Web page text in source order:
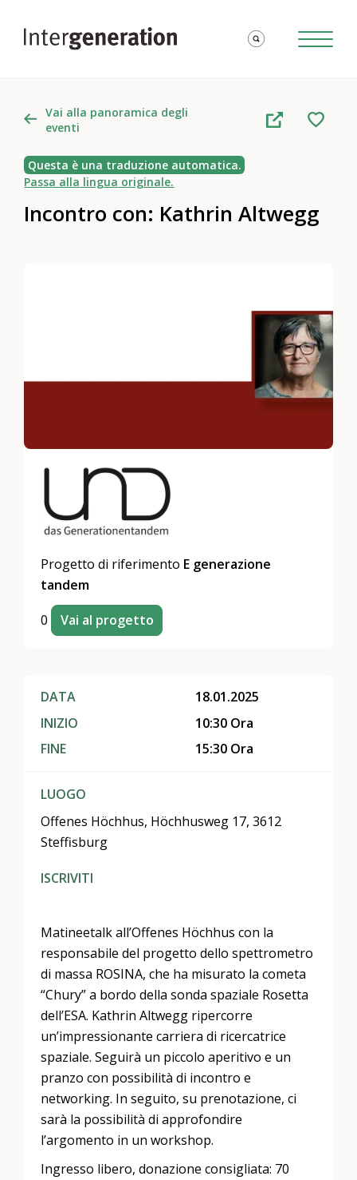
Vai alla panoramica degli
eventi
Questa è una traduzione automatica.
Passa alla lingua originale.
Incontro con: Kathrin Altwegg
Progetto di riferimento E generazione
tandem
0 Vai al progetto
DATA
INIZIO
FINE
18.01.2025
10:30 Ora
15:30 Ora
LUOGO
Offenes Höchhus, Höchhusweg 17, 3612
Steffisburg
ISCRIVITI
Matineetalk all’Offenes Höchhus con la
responsabile del progetto dello spettrometro
di massa ROSINA, che ha misurato la cometa
“Chury” a bordo della sonda spaziale Rosetta
dell’ESA. Kathrin Altwegg ripercorre
un’impressionante carriera di ricercatrice
spaziale. Seguirà un piccolo aperitivo e un
pranzo con possibilità di incontro e
networking. In seguito, su prenotazione, ci
sarà la possibilità di approfondire
l’argomento in un workshop.
Ingresso libero, donazione consigliata: 70